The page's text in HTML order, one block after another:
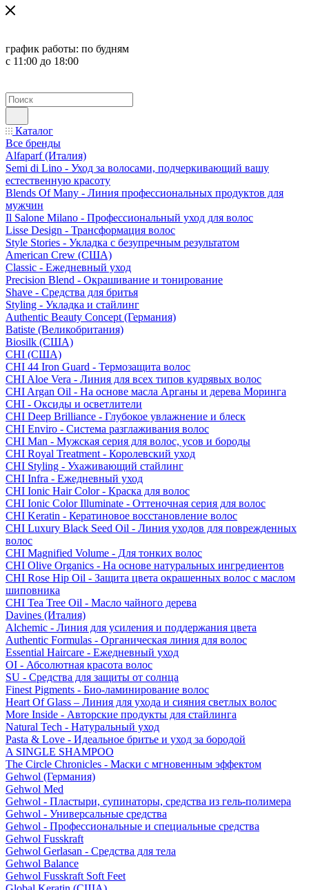
график работы: по будням
с 11:00 до 18:00
Каталог
Все бренды
Alfaparf (Италия)
Semi di Lino - Уход за волосами, подчеркивающий вашу
естественную красоту
Blends Of Many - Линия профессиональных продуктов для
мужчин
Il Salone Milano - Профессиональный уход для волос
Lisse Design - Трансформация волос
Style Stories - Укладка с безупречным результатом
American Crew (США)
Classic - Ежедневный уход
Precision Blend - Окрашивание и тонирование
Shave - Средства для бритья
Styling - Укладка и стайлинг
Authentic Beauty Concept (Германия)
Batiste (Великобритания)
Biosilk (США)
CHI (США)
CHI 44 Iron Guard - Термозащита волос
CHI Aloe Vera - Линия для всех типов кудрявых волос
CHI Argan Oil - На основе масла Арганы и дерева Моринга
CHI - Оксиды и осветлители
CHI Deep Brilliance - Глубокое увлажнение и блеск
CHI Enviro - Система разглаживания волос
CHI Man - Мужская серия для волос, усов и бороды
CHI Royal Treatment - Королевский уход
CHI Styling - Ухаживающий стайлинг
CHI Infra - Ежедневный уход
CHI Ionic Hair Color - Краска для волос
CHI Ionic Color Illuminate - Оттеночная серия для волос
CHI Keratin - Кератиновое восстановление волос
CHI Luxury Black Seed Oil - Линия уходов для поврежденных
волос
CHI Magnified Volume - Для тонких волос
CHI Olive Organics - На основе натуральных ингредиентов
CHI Rose Hip Oil - Защита цвета окрашенных волос с маслом
шиповника
CHI Tea Tree Oil - Масло чайного дерева
Davines (Италия)
Alchemic - Линия для усиления и поддержания цвета
Authentic Formulas - Органическая линия для волос
Essential Haircare - Eжедневный уход
OI - Абсолютная красота волос
SU - Средства для защиты от солнца
Finest Pigments - Био-ламинирование волос
Heart Of Glass – Линия для ухода и сияния светлых волос
More Inside - Авторские продукты для стайлинга
Natural Tech - Натуральный уход
Pasta & Love - Идеальное бритье и уход за бородой
A SINGLE SHAMPOO
The Circle Chronicles - Маски с мгновенным эффектом
Gehwol (Германия)
Gehwol Med
Gehwol - Пластыри, супинаторы, средства из гель-полимера
Gehwol - Универсальные средства
Gehwol - Профессиональные и специальные средства
Gehwol Fusskraft
Gehwol Gerlasan - Средства для тела
Gehwol Balance
Gehwol Fusskraft Soft Feet